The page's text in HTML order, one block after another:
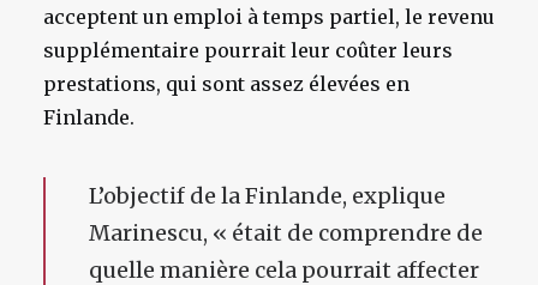
acceptent un emploi à temps partiel, le revenu
supplémentaire pourrait leur coûter leurs
prestations, qui sont assez élevées en
Finlande.
L’objectif de la Finlande, explique
Marinescu, « était de comprendre de
quelle manière cela pourrait affecter